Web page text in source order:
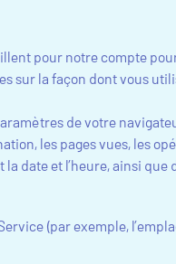
pour notre compte
sur la façon dont vous
de votre
les pages vues, les
date et l’heure, ainsi que
(par exemple,